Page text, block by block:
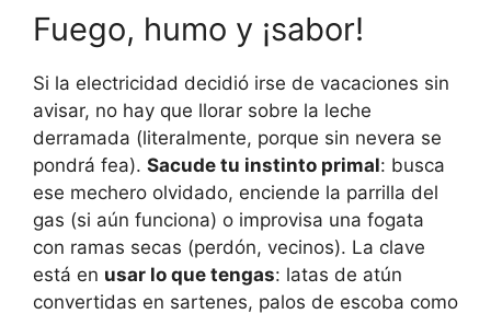
Fuego, humo y ¡sabor!
Si la electricidad decidió irse de vacaciones sin
avisar, no hay que llorar sobre la leche
derramada (literalmente, porque sin nevera se
pondrá fea). Sacude tu instinto primal: busca
ese mechero olvidado, enciende la parrilla del
gas (si aún funciona) o improvisa una fogata
con ramas secas (perdón, vecinos). La clave
está en usar lo que tengas: latas de atún
convertidas en sartenes, palos de escoba como